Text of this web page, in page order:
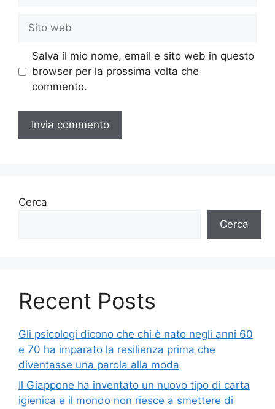
Sito
web
Salva il mio nome, email e sito web in questo
browser per la prossima volta che
commento.
Cerca
Cerca
Recent Posts
Gli psicologi dicono che chi è nato negli anni 60
e 70 ha imparato la resilienza prima che
diventasse una parola alla moda
Il Giappone ha inventato un nuovo tipo di carta
igienica e il mondo non riesce a smettere di